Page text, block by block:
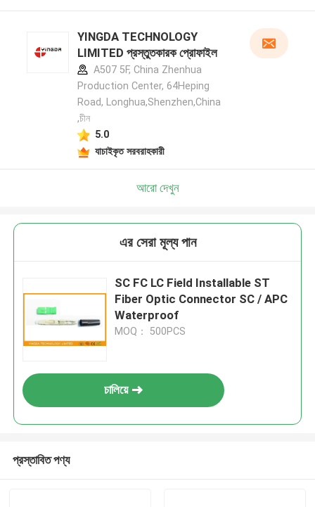
YINGDA TECHNOLOGY
LIMITED প্রস্তুতকারক প্রোফাইল
A507 5F, China Zhenhua
Production Center, 64Heping
Road, Longhua,Shenzhen,China
,চীন
5.0
যাচাইকৃত সরবরাহকারী
আরো দেখুন
এর সেরা মূল্য পান
SC FC LC Field Installable ST
Fiber Optic Connector SC / APC
Waterproof
MOQ： 500PCS
চালিয়ে
প্রস্তাবিত পণ্য